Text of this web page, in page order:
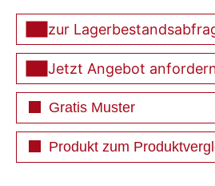
zur
Jetzt Angebot
Gratis Muster
Produkt zum